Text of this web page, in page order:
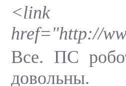
href="http://
Все. ПС
довольны.